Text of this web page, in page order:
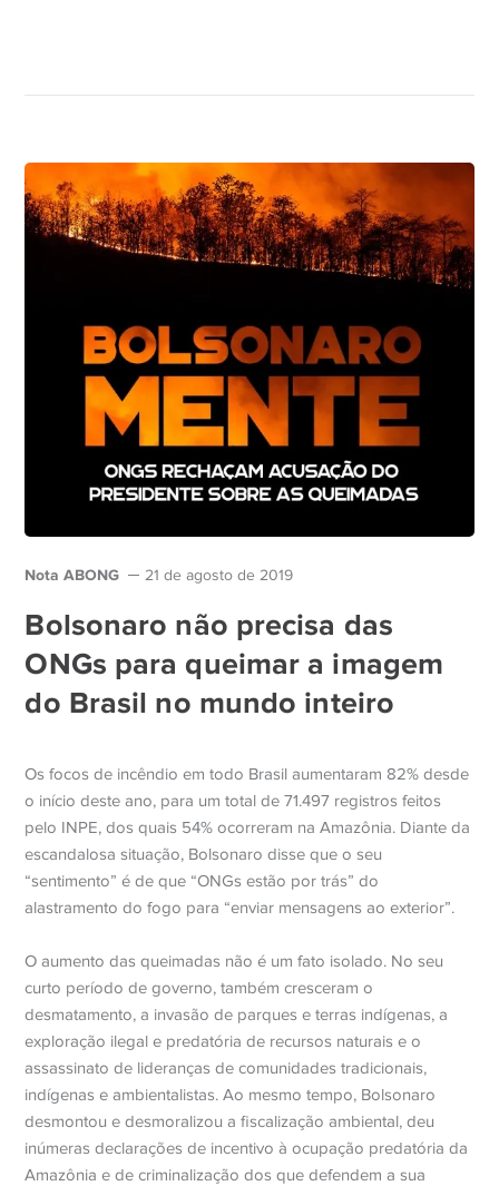
Nota ABONG 21 de agosto de 2019
Bolsonaro não precisa das
ONGs para queimar a imagem
do Brasil no mundo inteiro
Os focos de incêndio em todo Brasil aumentaram 82% desde
o início deste ano, para um total de 71.497 registros feitos
pelo INPE, dos quais 54% ocorreram na Amazônia. Diante da
escandalosa situação, Bolsonaro disse que o seu
“sentimento” é de que “ONGs estão por trás” do
alastramento do fogo para “enviar mensagens ao exterior”.
O aumento das queimadas não é um fato isolado. No seu
curto período de governo, também cresceram o
desmatamento, a invasão de parques e terras indígenas, a
exploração ilegal e predatória de recursos naturais e o
assassinato de lideranças de comunidades tradicionais,
indígenas e ambientalistas. Ao mesmo tempo, Bolsonaro
desmontou e desmoralizou a fiscalização ambiental, deu
inúmeras declarações de incentivo à ocupação predatória da
Amazônia e de criminalização dos que defendem a sua